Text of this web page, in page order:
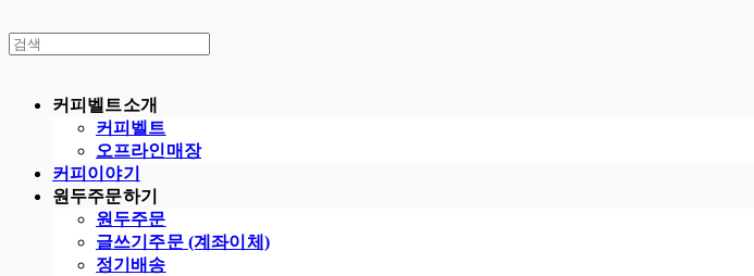
커피벨트소개
커피벨트
오프라인매장
커피이야기
원두주문하기
원두주문
글쓰기주문 (계좌이체)
정기배송